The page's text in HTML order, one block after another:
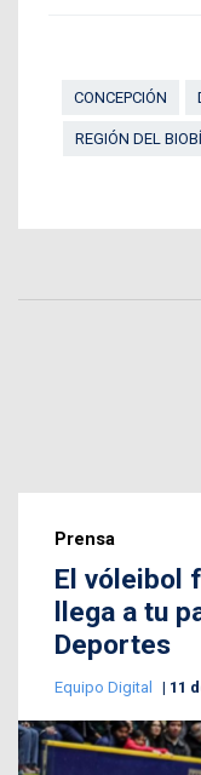
CONCEPCIÓN
REGIÓN DEL
Prensa
El vóleibol
llega a tu
Deportes
Equipo Digital 11